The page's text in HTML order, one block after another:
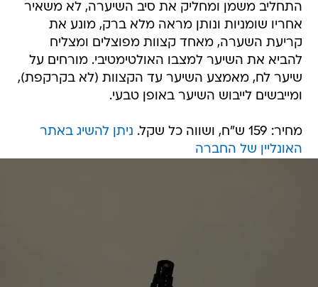
התחליב משמן ומחליק את סיב השיערה, לא משאיר
אחריו שומניות ונותן מראה מלא ברק, מונע את
קריעת השערה, מאחד קצוות מפוצלים ומצליח
להביא את השיער למצבו האולטימטיבי. מורחים על
שיער לח, מאמצע השיער עד הקצוות (לא בקרקפת),
ומייבשים לייבוש השיער באופן טבעי.
מחיר: 159 ש"ח, ושווה כל שקל.
ניתן להשיג באתר
האונליין של החברה